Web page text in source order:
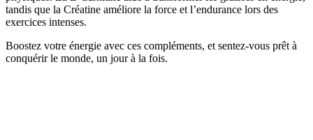
tandis que la Créatine améliore la force et l’endurance lors des
exercices intenses.
Boostez votre énergie avec ces compléments, et sentez-vous prêt à
conquérir le monde, un jour à la fois.